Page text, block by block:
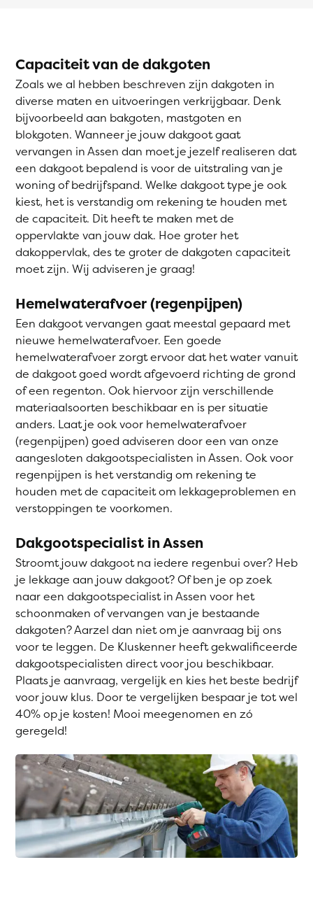
Capaciteit van de dakgoten
Zoals we al hebben beschreven zijn dakgoten in
diverse maten en uitvoeringen verkrijgbaar. Denk
bijvoorbeeld aan bakgoten, mastgoten en
blokgoten. Wanneer je jouw dakgoot gaat
vervangen in Assen dan moet je jezelf realiseren dat
een dakgoot bepalend is voor de uitstraling van je
woning of bedrijfspand. Welke dakgoot type je ook
kiest, het is verstandig om rekening te houden met
de capaciteit. Dit heeft te maken met de
oppervlakte van jouw dak. Hoe groter het
dakoppervlak, des te groter de dakgoten capaciteit
moet zijn. Wij adviseren je graag!
Hemelwaterafvoer (regenpijpen)
Een dakgoot vervangen gaat meestal gepaard met
nieuwe hemelwaterafvoer. Een goede
hemelwaterafvoer zorgt ervoor dat het water vanuit
de dakgoot goed wordt afgevoerd richting de grond
of een regenton. Ook hiervoor zijn verschillende
materiaalsoorten beschikbaar en is per situatie
anders. Laat je ook voor hemelwaterafvoer
(regenpijpen) goed adviseren door een van onze
aangesloten dakgootspecialisten in Assen. Ook voor
regenpijpen is het verstandig om rekening te
houden met de capaciteit om lekkageproblemen en
verstoppingen te voorkomen.
Dakgootspecialist in Assen
Stroomt jouw dakgoot na iedere regenbui over? Heb
je lekkage aan jouw dakgoot? Of ben je op zoek
naar een dakgootspecialist in Assen voor het
schoonmaken of vervangen van je bestaande
dakgoten? Aarzel dan niet om je aanvraag bij ons
voor te leggen. De Kluskenner heeft gekwalificeerde
dakgootspecialisten direct voor jou beschikbaar.
Plaats je aanvraag, vergelijk en kies het beste bedrijf
voor jouw klus. Door te vergelijken bespaar je tot wel
40% op je kosten! Mooi meegenomen en zó
geregeld!